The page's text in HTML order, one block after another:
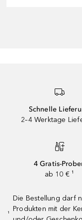
Schnelle
2–4 Werktage
4 Gratis-
ab 10 € ¹
¹
Die Bestellung darf
Produkten mit der